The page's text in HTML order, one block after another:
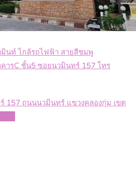
นท์ ไกล้รถไฟฟ้า สายสีชมพู
ารC ชั้น5 ซอยนวมินทร์ 157 โทร
157 ถนนนวมินทร์ แขวงคลองกุ่ม เขต